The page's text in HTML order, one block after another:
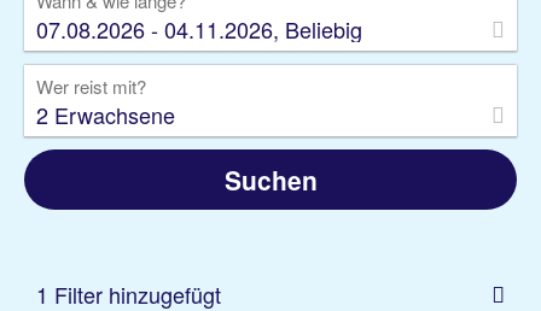
07.08.2026 - 04.11.2026, Beliebig
Wer reist mit?
2 Erwachsene
Suchen
1 Filter hinzugefügt